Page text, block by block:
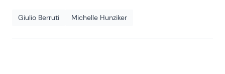
Giulio Berruti Michelle Hunziker